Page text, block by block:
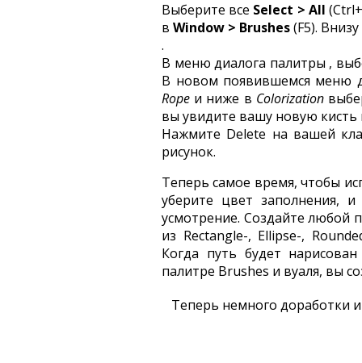
Выберите все Select > All
в Window > Brushes(F5).
.
В меню диалога палитры ,
В новом появившемся меню
Rope и ниже в Colorization
вы увидите вашу новую кисть
Нажмите Delete на вашей
рисунок.
Теперь самое время, чтобы
уберите цвет заполнения,
усмотрение. Создайте любой
из Rectangle-, Ellipse-,
Когда путь будет
палитре Brushes и вуаля, вы
Теперь немного доработки